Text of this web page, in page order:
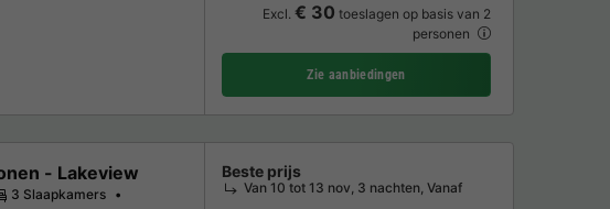
Excl. € 30 toeslagen op basis van 2
personen
Zie aanbiedingen
- Lakeview
3 Slaapkamers
Beste prijs
Van 10 tot 13 nov, 3 nachten, Vanaf